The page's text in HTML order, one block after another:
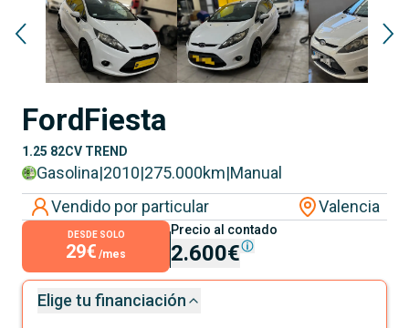
FordFiesta
1.25 82CV TREND
Gasolina|2010|275.000km|Manual
Vendido por particular
Valencia
DESDE SOLO
29€ /mes
Precio al contado
2.600€
Elige tu financiación